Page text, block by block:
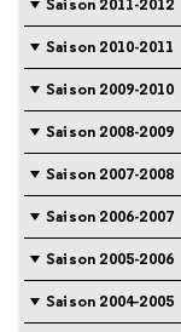
Saison 2011-2012
Saison 2010-2011
Saison 2009-2010
Saison 2008-2009
Saison 2007-2008
Saison 2006-2007
Saison 2005-2006
Saison 2004-2005